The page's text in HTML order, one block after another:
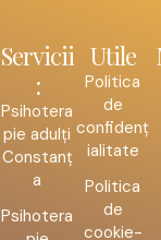
Servicii
:
Psihotera
pie adulți
Constanț
a
Psihotera
Utile
Politica
de
confidenț
ialitate
Politica
de
cookie-